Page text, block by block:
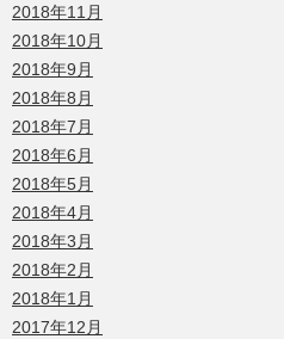
2018年11月
2018年10月
2018年9月
2018年8月
2018年7月
2018年6月
2018年5月
2018年4月
2018年3月
2018年2月
2018年1月
2017年12月